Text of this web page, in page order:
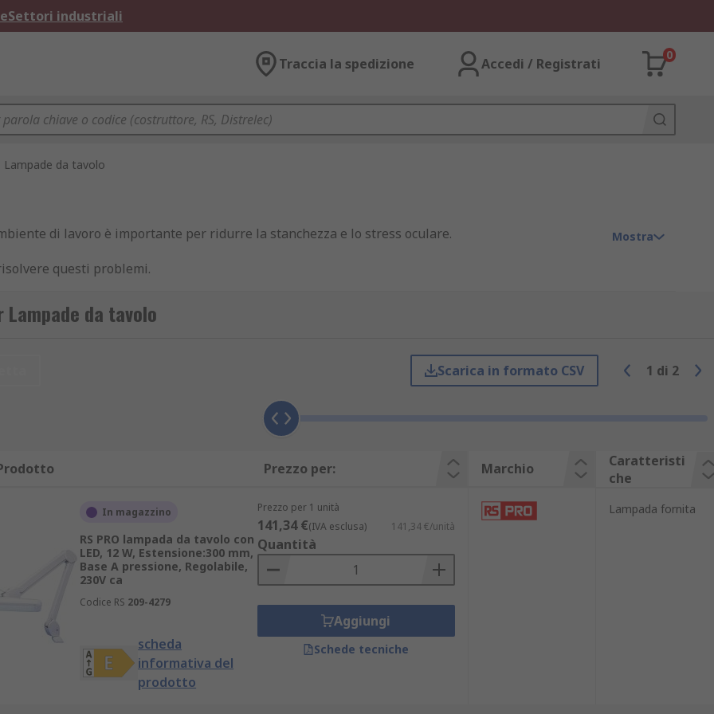
Settori industriali
Traccia la spedizione Accedi / Registrati
0
Lampade da tavolo
di lavoro è importante per ridurre la stanchezza e lo stress oculare.
questi problemi.
da tavolo dei migliori produttori, tra cui il marchio RS PRO.
si collega al bordo di un tavolo o scrivania.
da lavoro, si possono prendere in considerazione i seguenti fattori:
Mostra
da tavolo
Scarica in formato CSV 1 di 2
Prezzo per: Marchio
Caratteristi
che
In magazzino
RS PRO lampada da tavolo con
LED, 12 W, Estensione:300 mm,
Base A pressione, Regolabile,
230V ca
Codice RS 209-4279
scheda
informativa del
prodotto
Prezzo per 1 unità
141,34 €(IVA esclusa) 141,34 €/unità
Quantità
Aggiungi
Schede tecniche
Lampada fornita